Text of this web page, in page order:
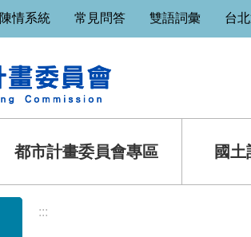
陳情系統 常見問答 雙語詞彙 台
都市計畫委員會專區 國
:::